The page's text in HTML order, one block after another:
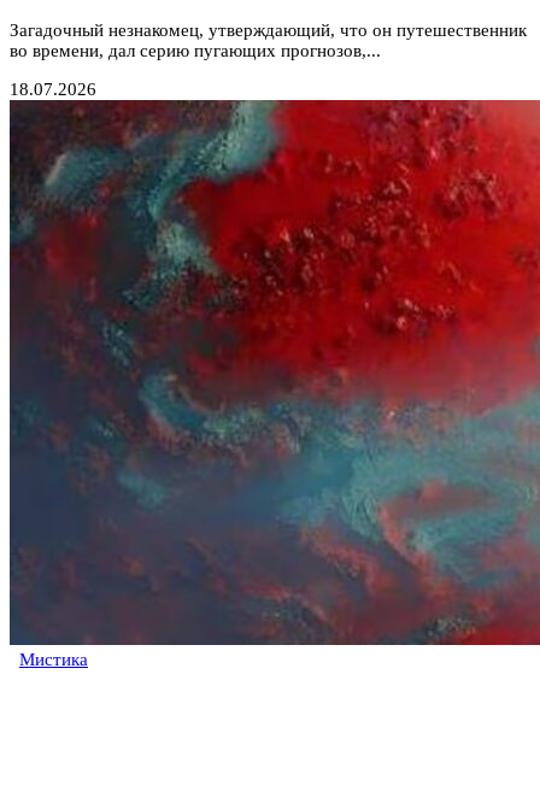
Загадочный незнакомец, утверждающий, что он путешественник
во времени, дал серию пугающих прогнозов,...
18.07.2026
Мистика